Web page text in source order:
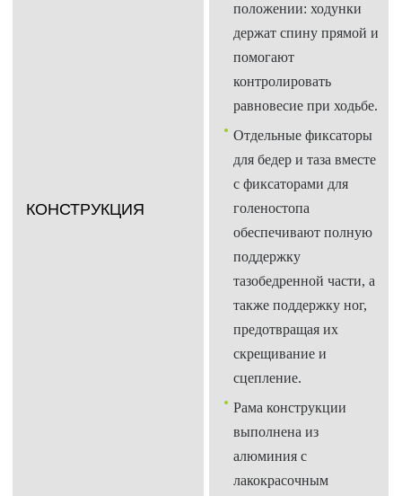
КОНСТРУКЦИЯ
положении: ходунки
держат спину прямой и
помогают
контролировать
равновесие при ходьбе.
Отдельные фиксаторы
для бедер и таза вместе
с фиксаторами для
голеностопа
обеспечивают полную
поддержку
тазобедренной части, а
также поддержку ног,
предотвращая их
скрещивание и
сцепление.
Рама конструкции
выполнена из
алюминия с
лакокрасочным